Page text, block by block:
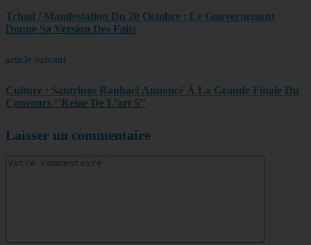
Tchad / Manifestation Du 20 Octobre : Le Gouvernement
Donne Sa Version Des Faits
article suivant
Culture : Santrinos Raphael Annoncé À La Grande Finale Du
Concours ‘’Reine De L’art 5’’
Laisser un commentaire